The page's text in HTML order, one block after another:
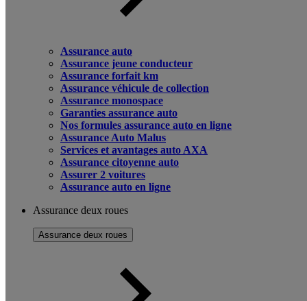
Assurance auto
Assurance jeune conducteur
Assurance forfait km
Assurance véhicule de collection
Assurance monospace
Garanties assurance auto
Nos formules assurance auto en ligne
Assurance Auto Malus
Services et avantages auto AXA
Assurance citoyenne auto
Assurer 2 voitures
Assurance auto en ligne
Assurance deux roues
Assurance deux roues